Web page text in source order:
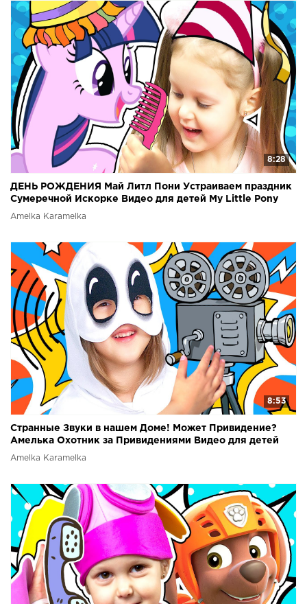
8:28
ДЕНЬ РОЖДЕНИЯ Май Литл Пони Устраиваем праздник
Сумеречной Искорке Видео для детей My Little Pony
Amelka Karamelka
8:53
Странные Звуки в нашем Доме! Может Привидение?
Амелька Охотник за Привидениями Видео для детей
Amelka Karamelka